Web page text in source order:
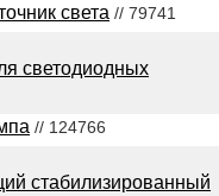
света // 79741
светодиодных
// 124766
стабилизированный